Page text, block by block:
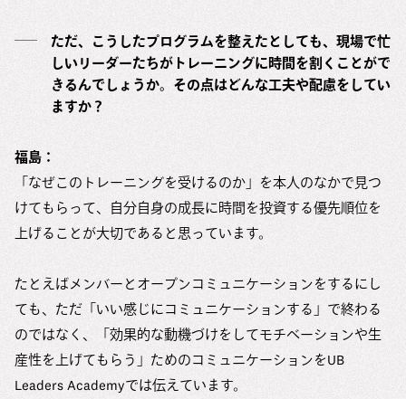
ただ、こうしたプログラムを整えたとしても、現場で忙
しいリーダーたちがトレーニングに時間を割くことがで
きるんでしょうか。その点はどんな工夫や配慮をしてい
ますか？
福島：
「なぜこのトレーニングを受けるのか」を本人のなかで見つ
けてもらって、自分自身の成長に時間を投資する優先順位を
上げることが大切であると思っています。
たとえばメンバーとオープンコミュニケーションをするにし
ても、ただ「いい感じにコミュニケーションする」で終わる
のではなく、「効果的な動機づけをしてモチベーションや生
産性を上げてもらう」ためのコミュニケーションをUB
Leaders Academyでは伝えています。